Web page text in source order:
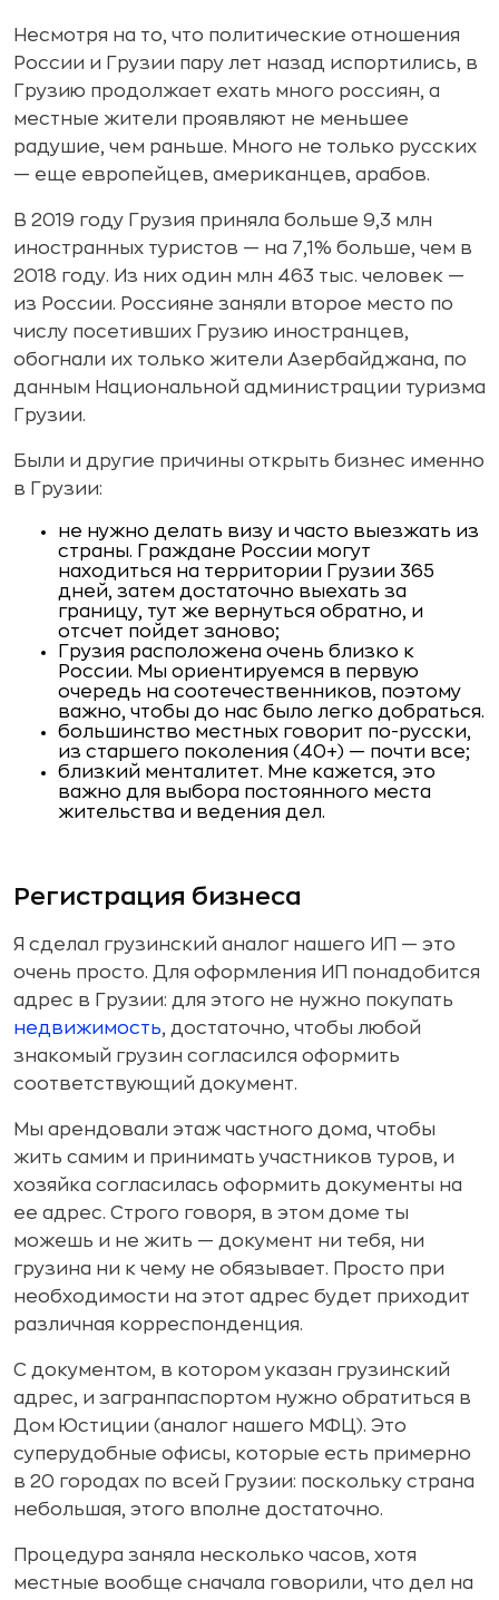
Несмотря на то, что политические отношения
России и Грузии пару лет назад испортились, в
Грузию продолжает ехать много россиян, а
местные жители проявляют не меньшее
радушие, чем раньше. Много не только русских
— еще европейцев, американцев, арабов.
В 2019 году Грузия приняла больше 9,3 млн
иностранных туристов — на 7,1% больше, чем в
2018 году. Из них один млн 463 тыс. человек —
из России. Россияне заняли второе место по
числу посетивших Грузию иностранцев,
обогнали их только жители Азербайджана, по
данным Национальной администрации туризма
Грузии.
Были и другие причины открыть бизнес именно
в Грузии:
не нужно делать визу и часто выезжать из
страны. Граждане России могут
находиться на территории Грузии 365
дней, затем достаточно выехать за
границу, тут же вернуться обратно, и
отсчет пойдет заново;
Грузия расположена очень близко к
России. Мы ориентируемся в первую
очередь на соотечественников, поэтому
важно, чтобы до нас было легко добраться.
большинство местных говорит по-русски,
из старшего поколения (40+) — почти все;
близкий менталитет. Мне кажется, это
важно для выбора постоянного места
жительства и ведения дел.
Регистрация бизнеса
Я сделал грузинский аналог нашего ИП — это
очень просто. Для оформления ИП понадобится
адрес в Грузии: для этого не нужно покупать
недвижимость, достаточно, чтобы любой
знакомый грузин согласился оформить
соответствующий документ.
Мы арендовали этаж частного дома, чтобы
жить самим и принимать участников туров, и
хозяйка согласилась оформить документы на
ее адрес. Строго говоря, в этом доме ты
можешь и не жить — документ ни тебя, ни
грузина ни к чему не обязывает. Просто при
необходимости на этот адрес будет приходит
различная корреспонденция.
С документом, в котором указан грузинский
адрес, и загранпаспортом нужно обратиться в
Дом Юстиции (аналог нашего МФЦ). Это
суперудобные офисы, которые есть примерно
в 20 городах по всей Грузии: поскольку страна
небольшая, этого вполне достаточно.
Процедура заняла несколько часов, хотя
местные вообще сначала говорили, что дел на